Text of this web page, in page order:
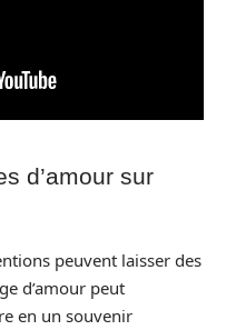
d’amour sur
peuvent laisser des
d’amour peut
en un souvenir